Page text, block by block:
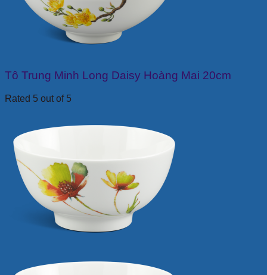
Tô Trung Minh Long Daisy Hoàng Mai 20cm
Rated 5 out of 5